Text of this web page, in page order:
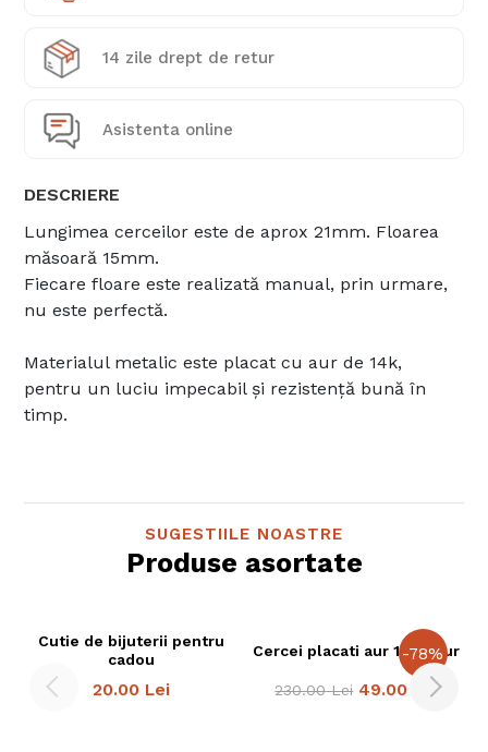
14 zile drept de retur
Asistenta online
DESCRIERE
Lungimea cerceilor este de aprox 21mm. Floarea
măsoară 15mm.
Fiecare floare este realizată manual, prin urmare,
nu este perfectă.
Materialul metalic este placat cu aur de 14k,
pentru un luciu impecabil și rezistență bună în
timp.
SUGESTIILE NOASTRE
Produse asortate
Cutie de bijuterii pentru
cadou
20.00 Lei
-78%
Cercei placati aur 14K Azur
230.00 Lei 49.00 Lei